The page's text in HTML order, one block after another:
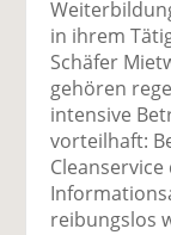
in ihrem
Schäfer
gehören
intensive
vorteilhaft:
reibungslos